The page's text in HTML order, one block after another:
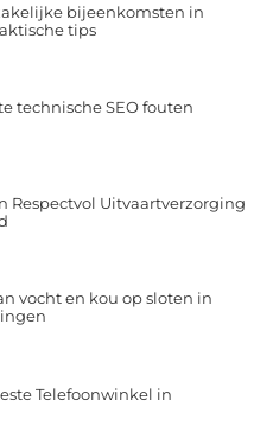
bijeenkomsten in
tips
technische SEO fouten
Respectvol Uitvaartverzorging
vocht en kou op sloten in
Telefoonwinkel in